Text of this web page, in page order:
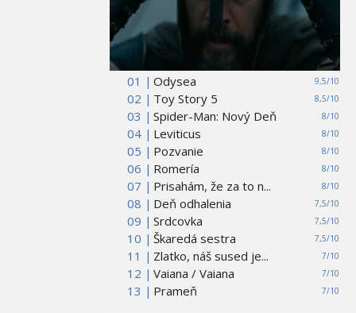
01 | 9,5/10
Odysea
02 |
8,5/10
Toy Story 5
03 |
8/10
Spider-Man: Nový Deň
04 |
8/10
Leviticus
05 |
8/10
Pozvanie
06 |
8/10
Romería
07 |
8/10
Prisahám, že za to n...
08 |
7,5/10
Deň odhalenia
09 |
7,5/10
Srdcovka
10 |
7,5/10
Škaredá sestra
11 |
7/10
Zlatko, náš sused je...
12 |
7/10
Vaiana / Vaiana
13 |
7/10
Prameň